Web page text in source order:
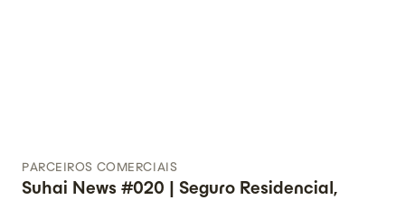
PARCEIROS COMERCIAIS
Suhai News #020 | Seguro Residencial,